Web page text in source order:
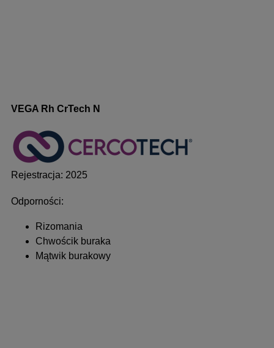
VEGA Rh CrTech N
Rejestracja: 2025
Odporności:
Rizomania
Chwościk buraka
Mątwik burakowy